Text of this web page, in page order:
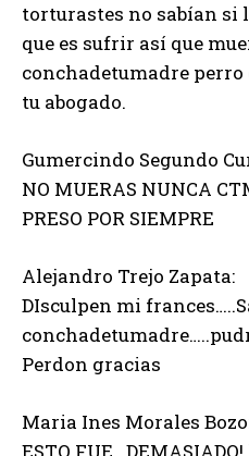
torturastes no sabían si
que es sufrir así que
conchadetumadre
tu abogado.
Gumercindo Segundo
NO MUERAS NUNCA
PRESO POR SIEMPRE
Alejandro Trejo Zapata:
DIsculpen mi
Perdon gracias
Maria Ines Morales